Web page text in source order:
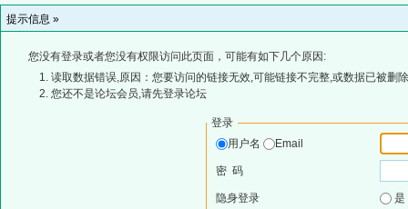
提示信息 »
您没有登录或者您没有权限访问此页面，可能有如下几个原因:
读取数据错误,原因：您要访问的链接无效,可能链接不完整,或数据已被删
您还不是论坛会员,请先登录论坛
登录
用户名
Email
密 码
隐身登录